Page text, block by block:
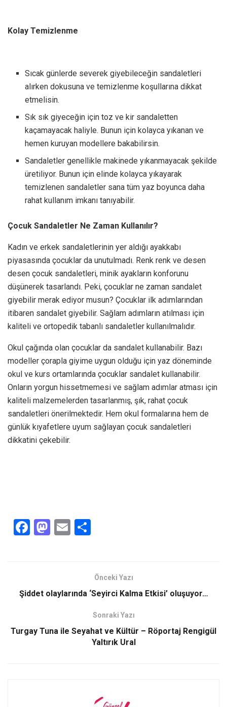
Kolay Temizlenme
Sıcak günlerde severek giyebileceğin sandaletleri
alırken dokusuna ve temizlenme koşullarına dikkat
etmelisin.
Sık sık giyeceğin için toz ve kir sandaletten
kaçamayacak haliyle. Bunun için kolayca yıkanan ve
hemen kuruyan modellere bakabilirsin.
Sandaletler genellikle makinede yıkanmayacak şekilde
üretiliyor. Bunun için elinde kolayca yıkayarak
temizlenen sandaletler sana tüm yaz boyunca daha
rahat kullanım imkanı tanıyabilir.
Çocuk Sandaletler Ne Zaman Kullanılır?
Kadın ve erkek sandaletlerinin yer aldığı ayakkabı
piyasasında çocuklar da unutulmadı. Renk renk ve desen
desen çocuk sandaletleri, minik ayakların konforunu
düşünerek tasarlandı. Peki, çocuklar ne zaman sandalet
giyebilir merak ediyor musun? Çocuklar ilk adımlarından
itibaren sandalet giyebilir. Sağlam adımların atılması için
kaliteli ve ortopedik tabanlı sandaletler kullanılmalıdır.
Okul çağında olan çocuklar da sandalet kullanabilir. Bazı
modeller çorapla giyime uygun olduğu için yaz döneminde
okul ve kurs ortamlarında çocuklar sandalet kullanabilir.
Onların yorgun hissetmemesi ve sağlam adımlar atması için
kaliteli malzemelerden tasarlanmış, şık, rahat çocuk
sandaletleri önerilmektedir. Hem okul formalarına hem de
günlük kıyafetlere uyum sağlayan çocuk sandaletleri
dikkatini çekebilir.
F
o
k
M
d
n
E
e
Önceki Yazı
Şiddet olaylarında ‘Seyirci Kalma Etkisi’ oluşuyor…
Sonraki Yazı
Turgay Tuna ile Seyahat ve Kültür – Röportaj Rengigül
Yaltırık Ural